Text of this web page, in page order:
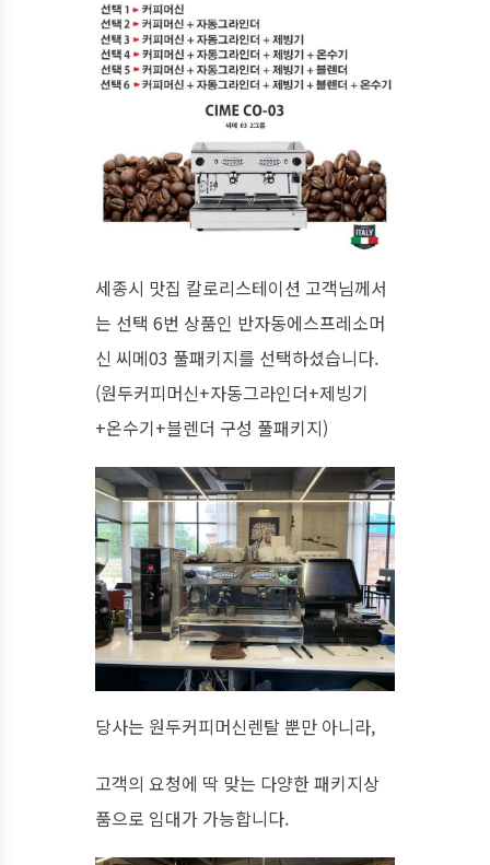
세종시 맛집 칼로리스테이션 고객님께서
는 선택 6번 상품인 반자동에스프레소머
신 씨메03 풀패키지를 선택하셨습니다.
(원두커피머신+자동그라인더+제빙기
+온수기+블렌더 구성 풀패키지)
당사는 원두커피머신렌탈 뿐만 아니라,
고객의 요청에 딱 맞는 다양한 패키지상
품으로 임대가 가능합니다.